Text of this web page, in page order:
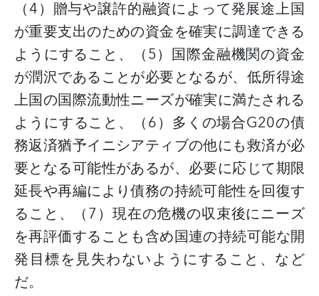
（4）贈与や譲許的融資によって発展途上国
が重要支出のための資金を確実に調達できる
ようにすること、（5）国際金融機関の資金
が潤沢であることが必要となるが、低所得途
上国の国際流動性ニーズが確実に満たされる
ようにすること、（6）多くの場合G20の債
務返済猶予イニシアティブの他にも救済が必
要となる可能性があるが、必要に応じて期限
延長や再編により債務の持続可能性を回復す
ること、（7）現在の危機の収束後にニーズ
を再評価することも含め国連の持続可能な開
発目標を見失わないようにすること、など
だ。